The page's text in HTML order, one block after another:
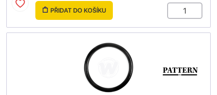
PŘIDAT DO KOŠÍKU